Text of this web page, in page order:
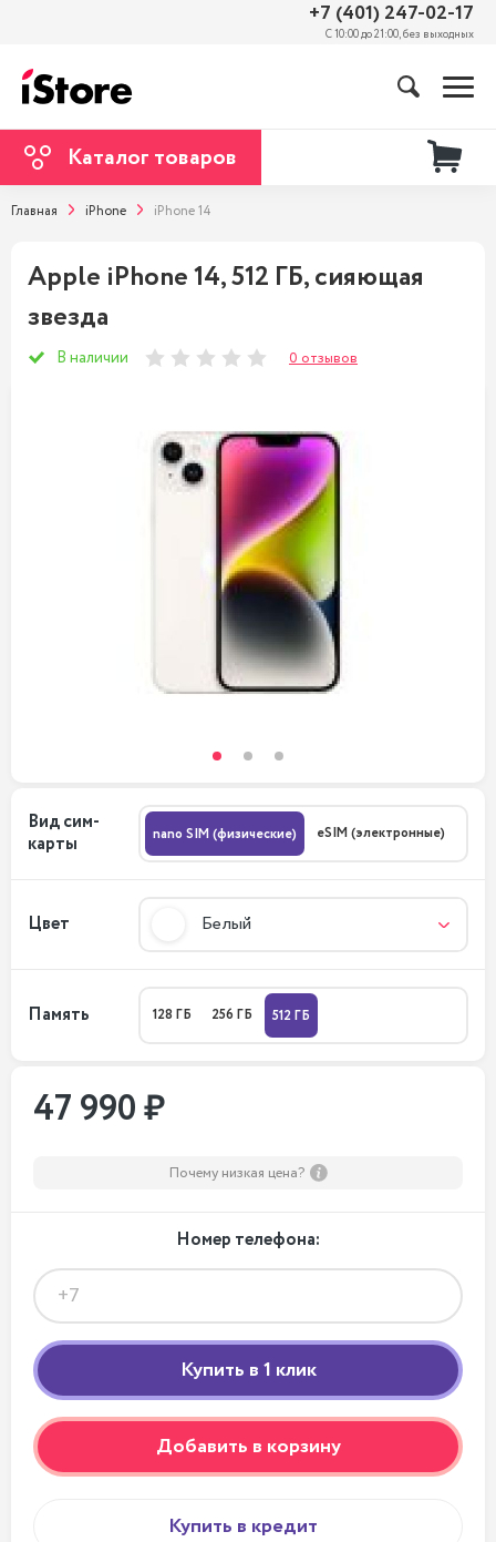
+7 (401) 247-02-17
С 10:00 до 21:00, без выходных
Каталог товаров
Главная iPhone iPhone 14
Apple iPhone 14, 512 ГБ, сияющая
звезда
В наличии 0 отзывов
Вид сим-
карты
nano SIM (физические) eSIM (электронные)
Цвет Белый
Память 128 ГБ 256 ГБ 512 ГБ
47 990 ₽
Почему низкая цена?
Номер телефона:
Добавить в корзину
Купить в кредит